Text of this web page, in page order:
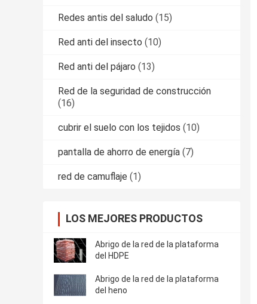
Redes antis del saludo (15)
Red anti del insecto (10)
Red anti del pájaro (13)
Red de la seguridad de construcción
(16)
cubrir el suelo con los tejidos (10)
pantalla de ahorro de energía (7)
red de camuflaje (1)
LOS MEJORES PRODUCTOS
Abrigo de la red de la plataforma
del HDPE
Abrigo de la red de la plataforma
del heno